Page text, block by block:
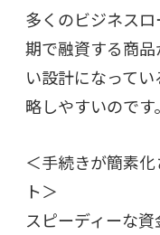
多くのビジネス
期で融資する商品
い設計になって
略しやすいのです。
＜手続きが簡素
ト＞
スピーディーな